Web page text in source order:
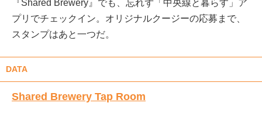
『Shared Brewery』でも、忘れず「中央線と暮らす」ア
プリでチェックイン。オリジナルクージーの応募まで、
スタンプはあと一つだ。
DATA
Shared Brewery Tap Room